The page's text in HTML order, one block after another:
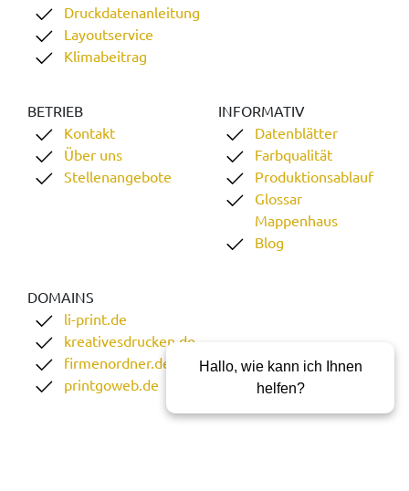
Druckdatenanleitung
Layoutservice
Klimabeitrag
BETRIEB
Kontakt
Über uns
Stellenangebote
INFORMATIV
Datenblätter
Farbqualität
Produktionsablauf
Glossar
Mappenhaus
Blog
DOMAINS
li-print.de
kreativesdrucken.de
firmenordner.de
printgoweb.de
Hallo, wie kann ich Ihnen
helfen?